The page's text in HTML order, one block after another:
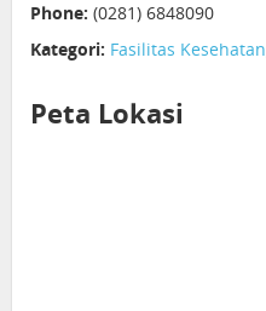
Phone: (0281) 6848090
Kategori: Fasilitas Kesehatan
Peta Lokasi